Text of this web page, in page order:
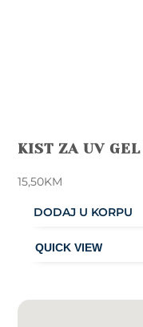
KIST ZA UV
15,50KM
DODAJ U KORPU